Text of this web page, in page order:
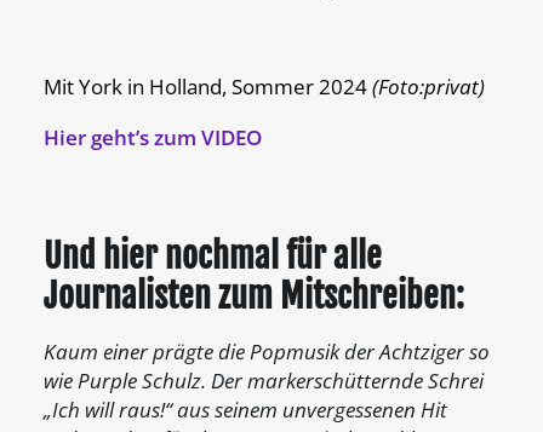
Mit York in Holland, Sommer 2024(Foto:privat)
Hier geht’s zum VIDEO
Und hier nochmal für alle
Journalisten zum Mitschreiben:
Kaum einer prägte die Popmusik der Achtziger so
wie Purple Schulz. Der markerschütternde Schrei
„Ich will raus!“ aus seinem unvergessenen Hit